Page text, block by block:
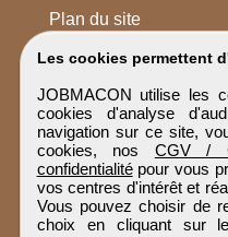
Les cookies permettent
JOBMACON utilise les
cookies d'analyse
navigation sur ce site,
cookies, nos CGV /
confidentialitépour vous
vos centres d'intérêt et
Vous pouvez choisir de
choix en cliquant sur
Plan du site